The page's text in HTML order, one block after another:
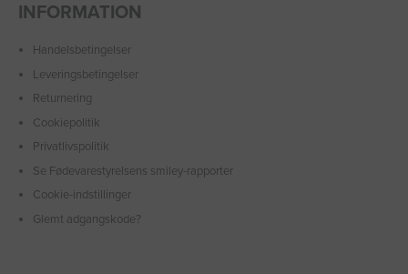
INFORMATION
Handelsbetingelser
Leveringsbetingelser
Returnering
Cookiepolitik
Privatlivspolitik
Se Fødevarestyrelsens smiley-rapporter
Cookie-indstillinger
Glemt adgangskode?